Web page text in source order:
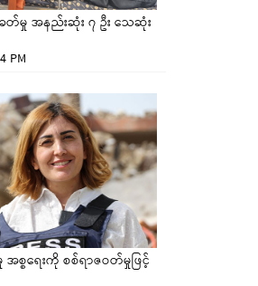
တ်မှု အနည်းဆုံး ၇ ဦး သေဆုံး
PM
စရေးကို စစ်ရာဇဝတ်မှုဖြင့်